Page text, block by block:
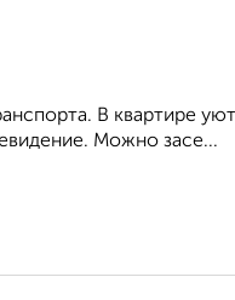
В квартире
Можно засе...